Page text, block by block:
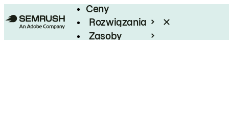
Ceny
Rozwiązania
Zasoby